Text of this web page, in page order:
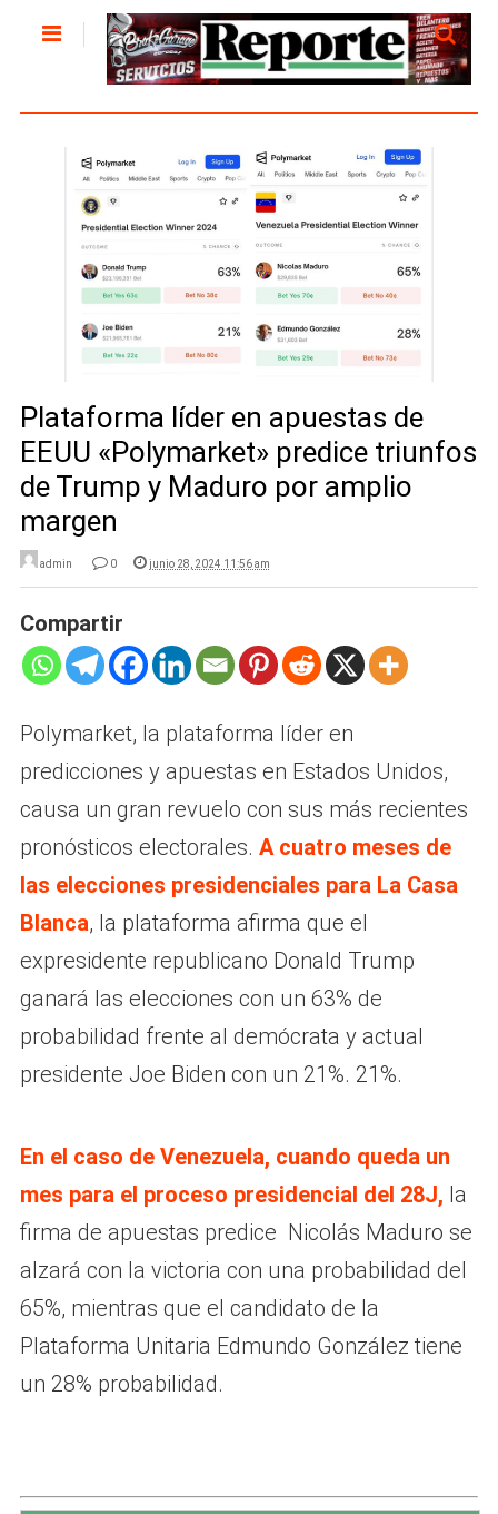
Plataforma líder en apuestas de
EEUU «Polymarket» predice triunfos
de Trump y Maduro por amplio
margen
admin 0 junio 28, 2024 11:56 am
Compartir
Polymarket, la plataforma líder en
predicciones y apuestas en Estados Unidos,
causa un gran revuelo con sus más recientes
pronósticos electorales. A cuatro meses de
las elecciones presidenciales para La Casa
Blanca, la plataforma afirma que el
expresidente republicano Donald Trump
ganará las elecciones con un 63% de
probabilidad frente al demócrata y actual
presidente Joe Biden con un 21%. 21%.
En el caso de Venezuela, cuando queda un
mes para el proceso presidencial del 28J, la
firma de apuestas predice Nicolás Maduro se
alzará con la victoria con una probabilidad del
65%, mientras que el candidato de la
Plataforma Unitaria Edmundo González tiene
un 28% probabilidad.